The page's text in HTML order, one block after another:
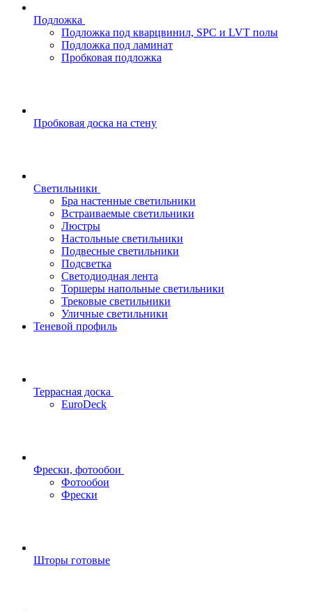
Подложка
Подложка под кварцвинил, SPC и LVT полы
Подложка под ламинат
Пробковая подложка
Пробковая доска на стену
Светильники
Бра настенные светильники
Встраиваемые светильники
Люстры
Настольные светильники
Подвесные светильники
Подсветка
Светодиодная лента
Торшеры напольные светильники
Трековые светильники
Уличные светильники
Теневой профиль
Террасная доска
EuroDeck
Фрески, фотообои
Фотообои
Фрески
Шторы готовые